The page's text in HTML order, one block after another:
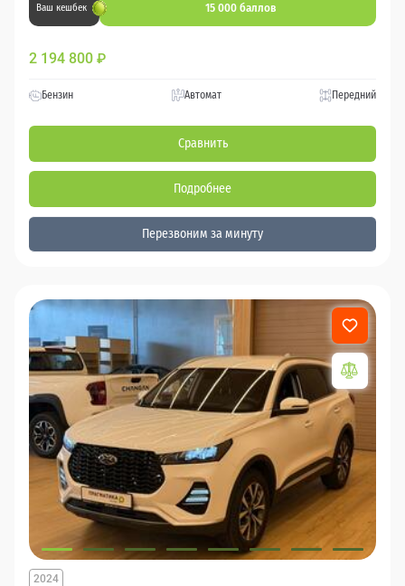
Ваш кешбек 15 000 баллов
2 194 800 ₽
Бензин Автомат Передний
Сравнить
Подробнее
Перезвоним за минуту
2024